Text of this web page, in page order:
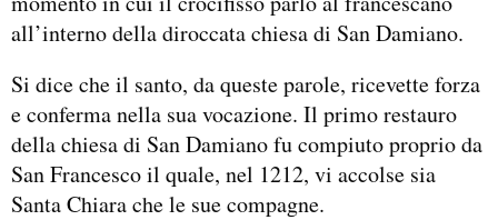
all’interno della diroccata chiesa di San Damiano.
Si dice che il santo, da queste parole, ricevette forza
e conferma nella sua vocazione. Il primo restauro
della chiesa di San Damiano fu compiuto proprio da
San Francesco il quale, nel 1212, vi accolse sia
Santa Chiara che le sue compagne.